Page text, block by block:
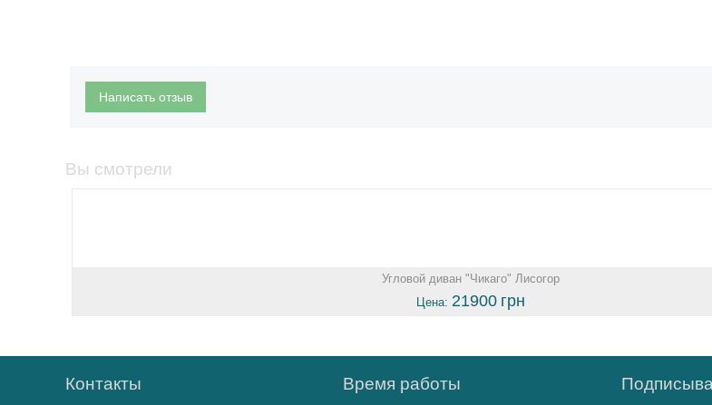
Написать отзыв
Вы смотрели
Угловой диван "Чикаго" Лисогор
Цена: 21900 грн
Контакты Время работы